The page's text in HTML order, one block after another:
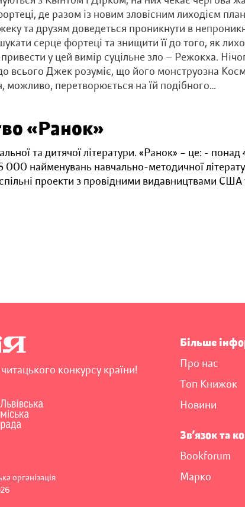
де разом із новим зловісним лиходієм
та друзям доведеться проникнути в
серце фортеці та знищити її до того, як
у цей вимір суцільне зло — Режокха.
всього Джек розуміє, що його монструозна
можливо, перетворюється на їй подібного…
«Ранок»
та дитячої літератури. «Ранок» – це: -
000 найменувань навчально-методичної
проекти з провідними видавництвами США
конкурсу країни!
організація
Більше
Про нас
Топ Книжок
Новини
Зв’язок та
Bookforum
Марко